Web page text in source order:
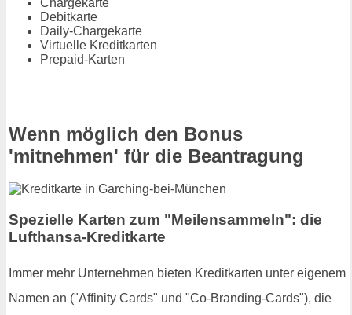
Debitkarte
Daily-Chargekarte
Virtuelle Kreditkarten
Prepaid-Karten
Wenn möglich den Bonus
'mitnehmen' für die Beantragung
Spezielle Karten zum "Meilensammeln": die
Lufthansa-Kreditkarte
Immer mehr Unternehmen bieten Kreditkarten unter eigenem
Namen an ("Affinity Cards" und "Co-Branding-Cards"), die